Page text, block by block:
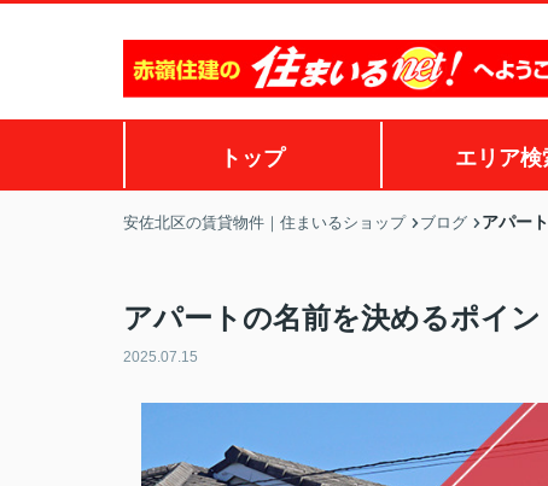
トップ エリア検
安佐北区の賃貸物件｜住まいるショップ ブログ アパー
アパートの名前を決めるポイ
2025.07.15